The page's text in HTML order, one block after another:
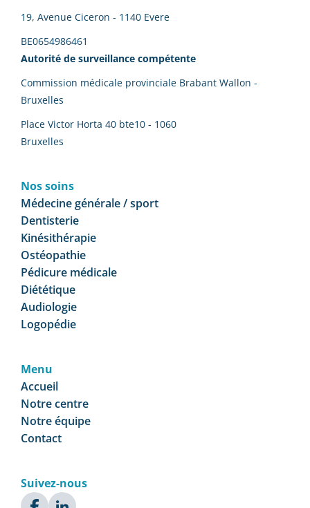
19, Avenue Ciceron - 1140 Evere
BE0654986461
Autorité de surveillance compétente
Commission médicale provinciale Brabant Wallon -
Bruxelles
Place Victor Horta 40 bte10 - 1060
Bruxelles
Nos soins
Médecine générale / sport
Dentisterie
Kinésithérapie
Ostéopathie
Pédicure médicale
Diététique
Audiologie
Logopédie
Menu
Accueil
Notre centre
Notre équipe
Contact
Suivez-nous